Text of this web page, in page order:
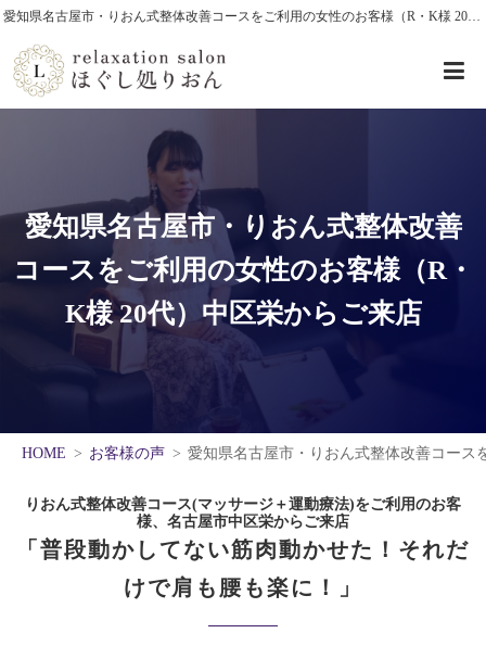
愛知県名古屋市・りおん式整体改善コースをご利用の女性のお客様（R・K様 20代）中区栄からご来店
愛知県名古屋市・りおん式整体改善
コースをご利用の女性のお客様（R・
K様 20代）中区栄からご来店
HOME お客様の声 愛知県名古屋市・りおん式整体改善コース
りおん式整体改善コース(マッサージ＋運動療法)をご利用のお客
様、名古屋市中区栄からご来店
「普段動かしてない筋肉動かせた！それだ
けで肩も腰も楽に！」